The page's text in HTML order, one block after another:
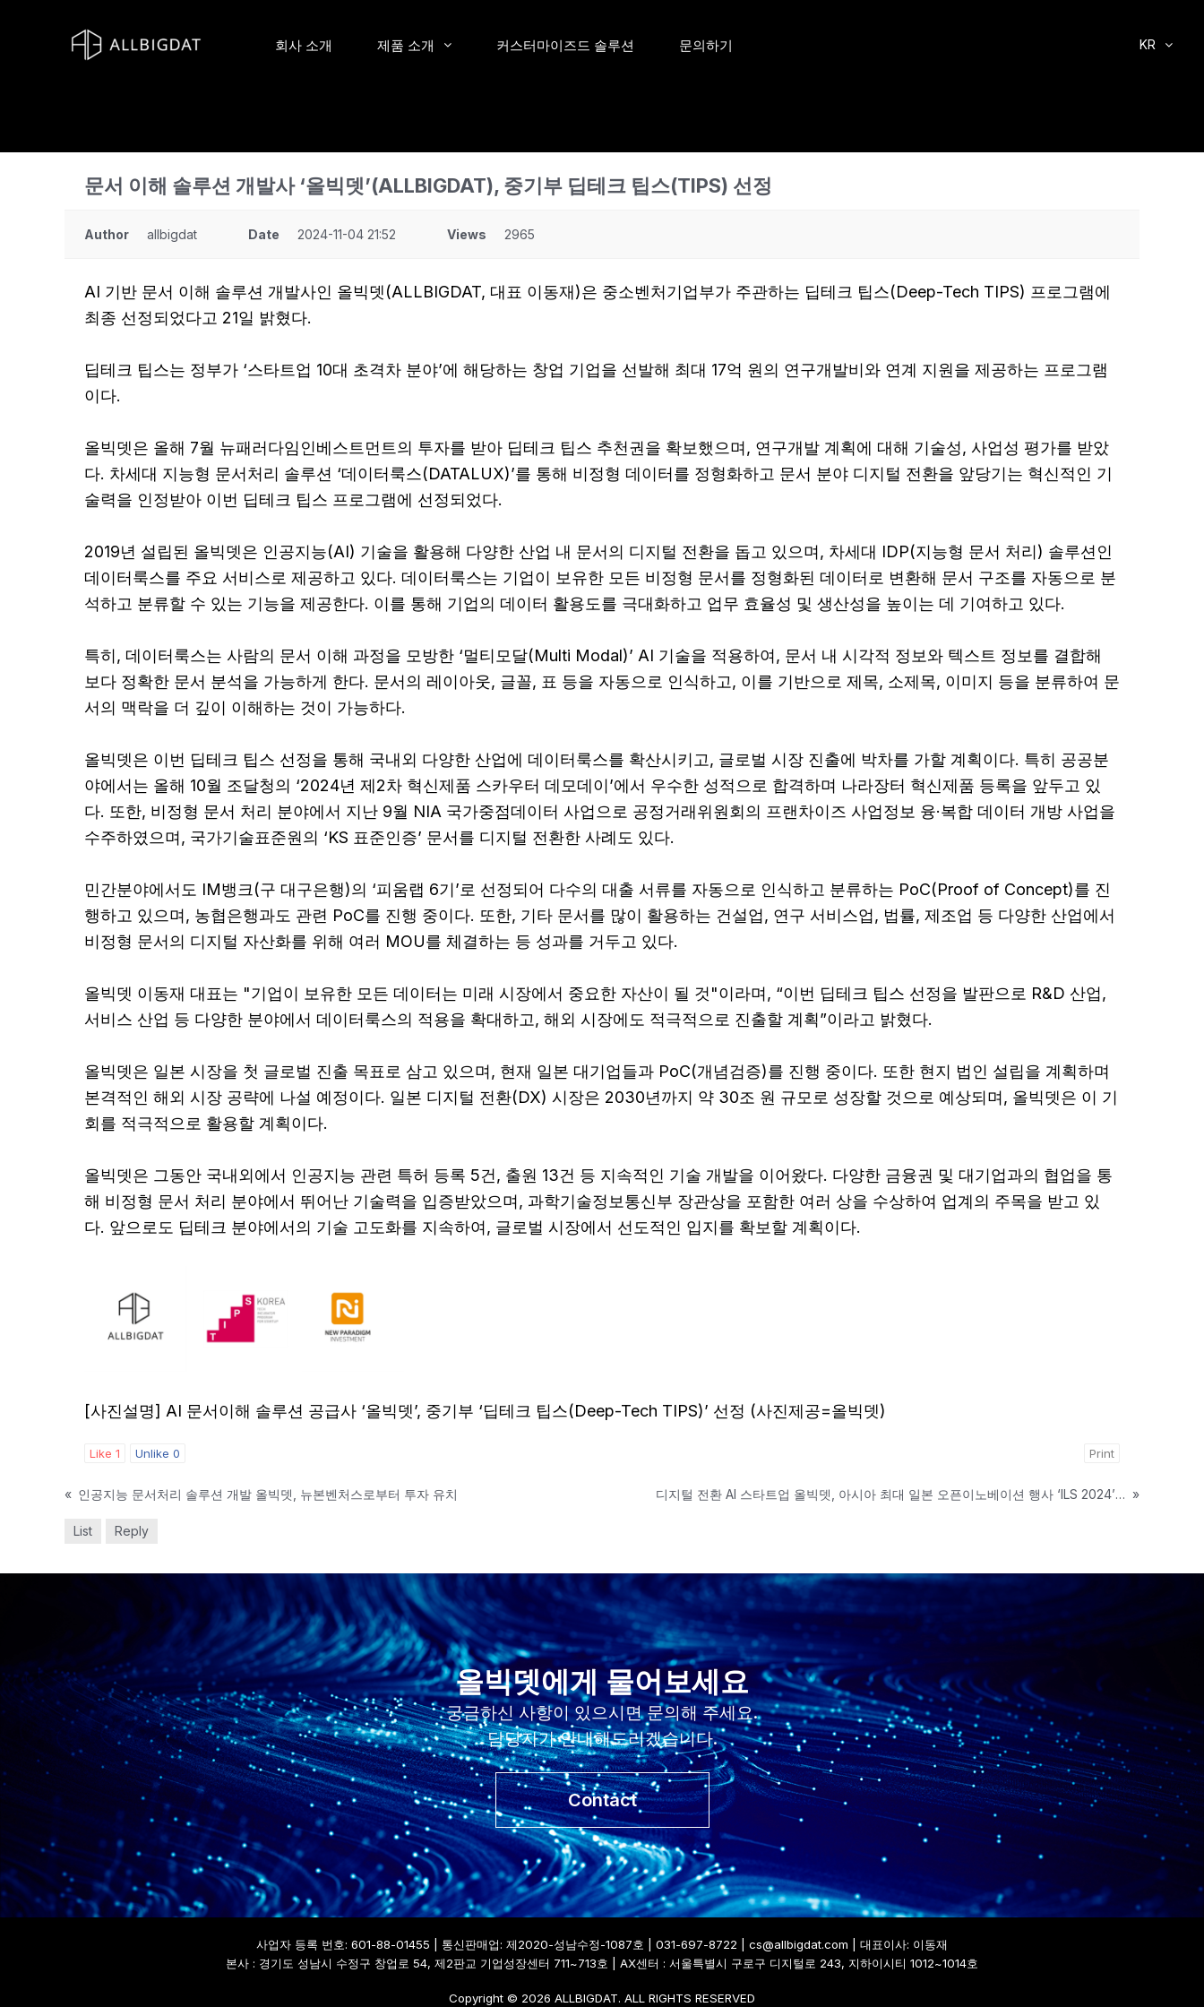
회사 소개 제품 소개 커스터마이즈드 솔루션 문의하기 KR
문서 이해 솔루션 개발사 ‘올빅뎃’(ALLBIGDAT), 중기부 딥테크 팁스(TIPS) 선정
Author allbigdat Date 2024-11-04 21:52 Views 2965
AI 기반 문서 이해 솔루션 개발사인 올빅뎃(ALLBIGDAT, 대표 이동재)은 중소벤처기업부가 주관하는 딥테크 팁스(Deep-Tech TIPS) 프로그램에
최종 선정되었다고 21일 밝혔다.
딥테크 팁스는 정부가 ‘스타트업 10대 초격차 분야’에 해당하는 창업 기업을 선발해 최대 17억 원의 연구개발비와 연계 지원을 제공하는 프로그램
이다.
올빅뎃은 올해 7월 뉴패러다임인베스트먼트의 투자를 받아 딥테크 팁스 추천권을 확보했으며, 연구개발 계획에 대해 기술성, 사업성 평가를 받았
다. 차세대 지능형 문서처리 솔루션 ‘데이터룩스(DATALUX)’를 통해 비정형 데이터를 정형화하고 문서 분야 디지털 전환을 앞당기는 혁신적인 기
술력을 인정받아 이번 딥테크 팁스 프로그램에 선정되었다.
2019년 설립된 올빅뎃은 인공지능(AI) 기술을 활용해 다양한 산업 내 문서의 디지털 전환을 돕고 있으며, 차세대 IDP(지능형 문서 처리) 솔루션인
데이터룩스를 주요 서비스로 제공하고 있다. 데이터룩스는 기업이 보유한 모든 비정형 문서를 정형화된 데이터로 변환해 문서 구조를 자동으로 분
석하고 분류할 수 있는 기능을 제공한다. 이를 통해 기업의 데이터 활용도를 극대화하고 업무 효율성 및 생산성을 높이는 데 기여하고 있다.
특히, 데이터룩스는 사람의 문서 이해 과정을 모방한 ‘멀티모달(Multi Modal)’ AI 기술을 적용하여, 문서 내 시각적 정보와 텍스트 정보를 결합해
보다 정확한 문서 분석을 가능하게 한다. 문서의 레이아웃, 글꼴, 표 등을 자동으로 인식하고, 이를 기반으로 제목, 소제목, 이미지 등을 분류하여 문
서의 맥락을 더 깊이 이해하는 것이 가능하다.
올빅뎃은 이번 딥테크 팁스 선정을 통해 국내외 다양한 산업에 데이터룩스를 확산시키고, 글로벌 시장 진출에 박차를 가할 계획이다. 특히 공공분
야에서는 올해 10월 조달청의 ‘2024년 제2차 혁신제품 스카우터 데모데이’에서 우수한 성적으로 합격하며 나라장터 혁신제품 등록을 앞두고 있
다. 또한, 비정형 문서 처리 분야에서 지난 9월 NIA 국가중점데이터 사업으로 공정거래위원회의 프랜차이즈 사업정보 융·복합 데이터 개방 사업을
수주하였으며, 국가기술표준원의 ‘KS 표준인증’ 문서를 디지털 전환한 사례도 있다.
민간분야에서도 IM뱅크(구 대구은행)의 ‘피움랩 6기’로 선정되어 다수의 대출 서류를 자동으로 인식하고 분류하는 PoC(Proof of Concept)를 진
행하고 있으며, 농협은행과도 관련 PoC를 진행 중이다. 또한, 기타 문서를 많이 활용하는 건설업, 연구 서비스업, 법률, 제조업 등 다양한 산업에서
비정형 문서의 디지털 자산화를 위해 여러 MOU를 체결하는 등 성과를 거두고 있다.
올빅뎃 이동재 대표는 "기업이 보유한 모든 데이터는 미래 시장에서 중요한 자산이 될 것"이라며, “이번 딥테크 팁스 선정을 발판으로 R&D 산업,
서비스 산업 등 다양한 분야에서 데이터룩스의 적용을 확대하고, 해외 시장에도 적극적으로 진출할 계획”이라고 밝혔다.
올빅뎃은 일본 시장을 첫 글로벌 진출 목표로 삼고 있으며, 현재 일본 대기업들과 PoC(개념검증)를 진행 중이다. 또한 현지 법인 설립을 계획하며
본격적인 해외 시장 공략에 나설 예정이다. 일본 디지털 전환(DX) 시장은 2030년까지 약 30조 원 규모로 성장할 것으로 예상되며, 올빅뎃은 이 기
회를 적극적으로 활용할 계획이다.
올빅뎃은 그동안 국내외에서 인공지능 관련 특허 등록 5건, 출원 13건 등 지속적인 기술 개발을 이어왔다. 다양한 금융권 및 대기업과의 협업을 통
해 비정형 문서 처리 분야에서 뛰어난 기술력을 입증받았으며, 과학기술정보통신부 장관상을 포함한 여러 상을 수상하여 업계의 주목을 받고 있
다. 앞으로도 딥테크 분야에서의 기술 고도화를 지속하여, 글로벌 시장에서 선도적인 입지를 확보할 계획이다.
[사진설명] AI 문서이해 솔루션 공급사 ‘올빅뎃’, 중기부 ‘딥테크 팁스(Deep-Tech TIPS)’ 선정 (사진제공=올빅뎃)
Like 1 Unlike 0 Print
« 인공지능 문서처리 솔루션 개발 올빅뎃, 뉴본벤처스로부터 투자 유치 디지털 전환 AI 스타트업 올빅뎃, 아시아 최대 일본 오픈이노베이션 행사 ‘ILS 2024’ 성황리 마쳐 »
List Reply
올빅뎃에게 물어보세요
궁금하신 사항이 있으시면 문의해 주세요.
담당자가 안내해드리겠습니다.
Contact
사업자 등록 번호: 601-88-01455 | 통신판매업: 제2020-성남수정-1087호 | 031-697-8722 | cs@allbigdat.com | 대표이사: 이동재
본사 : 경기도 성남시 수정구 창업로 54, 제2판교 기업성장센터 711~713호 | AX센터 : 서울특별시 구로구 디지털로 243, 지하이시티 1012~1014호
Copyright © 2026 ALLBIGDAT. ALL RIGHTS RESERVED